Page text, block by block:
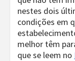
nestes dois
condições em
melhor têm
que se leem no